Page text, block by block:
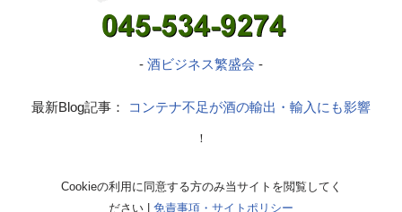
- 酒ビジネス繁盛会 -
最新Blog記事： コンテナ不足が酒の輸出・輸入にも影響
！
Cookieの利用に同意する方のみ当サイトを閲覧してく
ださい | 免責事項・サイトポリシー